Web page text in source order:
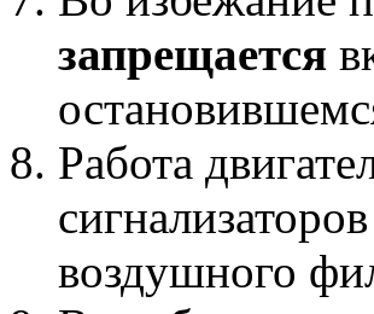
запрещается
Работа
воздушного